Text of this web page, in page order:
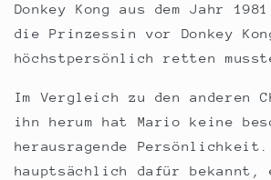
Donkey Kong aus dem Jahr
die Prinzessin vor Donkey
höchstpersönlich retten
Im Vergleich zu den anderen
ihn herum hat Mario keine
herausragende
hauptsächlich dafür bekannt,